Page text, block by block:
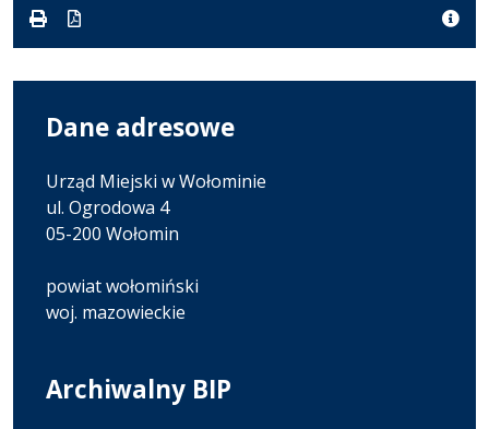
Dane adresowe
Urząd Miejski w Wołominie
ul. Ogrodowa 4
05-200 Wołomin
powiat wołomiński
woj. mazowieckie
Archiwalny BIP